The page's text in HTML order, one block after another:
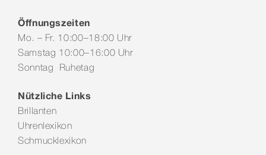
Öffnungszeiten
Mo. – Fr. 10:00–18:00 Uhr
Samstag 10:00–16:00 Uhr
Sonntag Ruhetag
Nützliche Links
Brillanten
Uhrenlexikon
Schmucklexikon